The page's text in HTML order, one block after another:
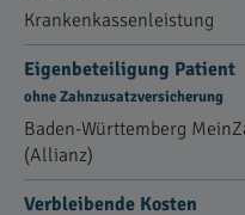
Krankenkassenleistung
Eigenbeteiligung Patient
ohne Zahnzusatzversicherung
Baden-Württemberg
(Allianz)
Verbleibende Kosten